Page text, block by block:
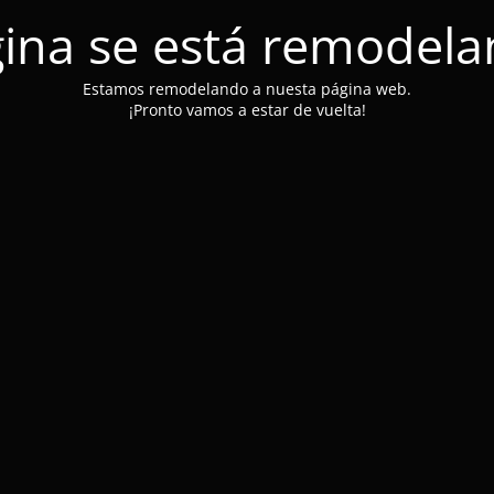
se está
Estamos remodelando a nuesta página web.
¡Pronto vamos a estar de vuelta!